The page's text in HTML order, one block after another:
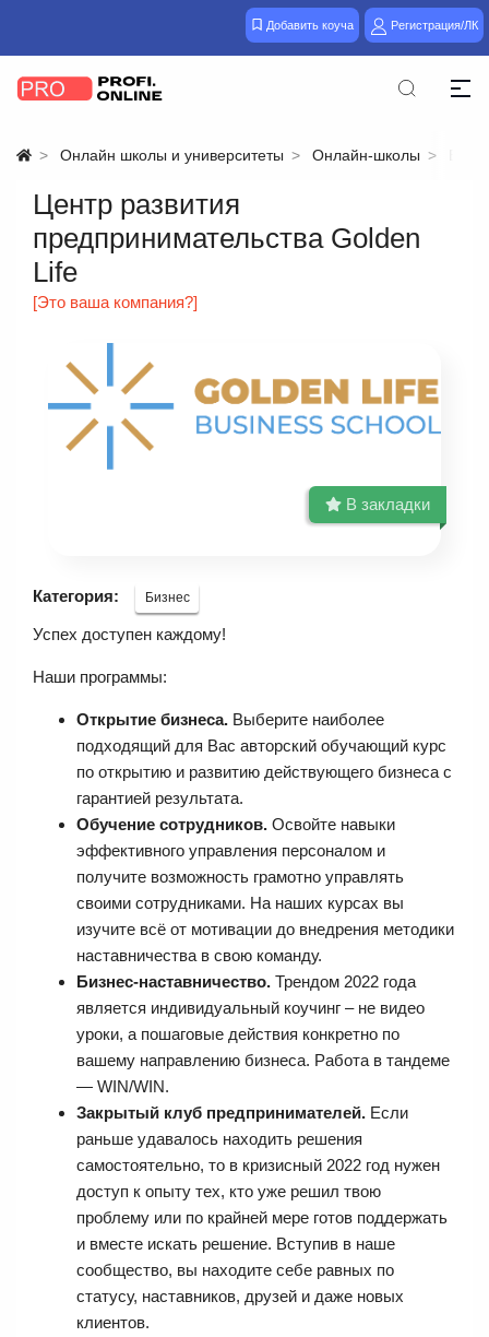
Добавить коуча Регистрация/ЛК
Онлайн школы и университеты Онлайн-школы
Центр развития
предпринимательства Golden
Life
[Это ваша компания?]
В закладки
Категория: Бизнес
Успех доступен каждому!
Наши программы:
Открытие бизнеса. Выберите наиболее
подходящий для Вас авторский обучающий курс
по открытию и развитию действующего бизнеса с
гарантией результата.
Обучение сотрудников. Освойте навыки
эффективного управления персоналом и
получите возможность грамотно управлять
своими сотрудниками. На наших курсах вы
изучите всё от мотивации до внедрения методики
наставничества в свою команду.
Бизнес-наставничество. Трендом 2022 года
является индивидуальный коучинг – не видео
уроки, а пошаговые действия конкретно по
вашему направлению бизнеса. Работа в тандеме
— WIN/WIN.
Закрытый клуб предпринимателей. Если
раньше удавалось находить решения
самостоятельно, то в кризисный 2022 год нужен
доступ к опыту тех, кто уже решил твою
проблему или по крайней мере готов поддержать
и вместе искать решение. Вступив в наше
сообщество, вы находите себе равных по
статусу, наставников, друзей и даже новых
клиентов.